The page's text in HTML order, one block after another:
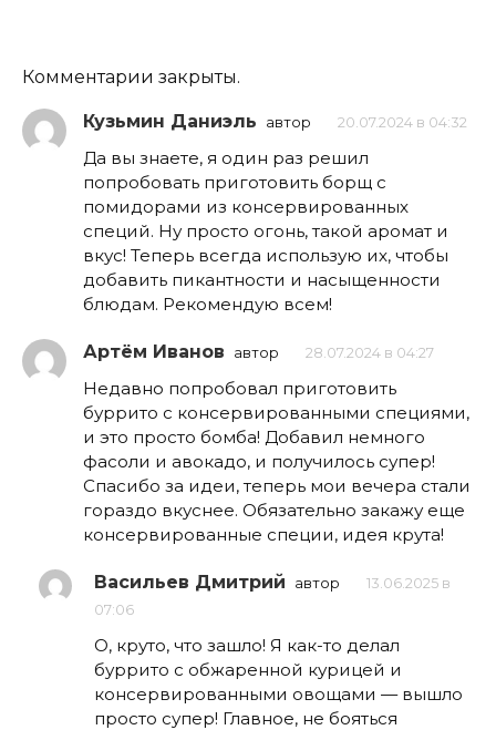
Комментарии закрыты.
Кузьмин Даниэль автор 20.07.2024 в 04:32
Да вы знаете, я один раз решил
попробовать приготовить борщ с
помидорами из консервированных
специй. Ну просто огонь, такой аромат и
вкус! Теперь всегда использую их, чтобы
добавить пикантности и насыщенности
блюдам. Рекомендую всем!
Артём Иванов автор 28.07.2024 в 04:27
Недавно попробовал приготовить
буррито с консервированными специями,
и это просто бомба! Добавил немного
фасоли и авокадо, и получилось супер!
Спасибо за идеи, теперь мои вечера стали
гораздо вкуснее. Обязательно закажу еще
консервированные специи, идея крута!
Васильев Дмитрий автор
13.06.2025 в
07:06
О, круто, что зашло! Я как-то делал
буррито с обжаренной курицей и
консервированными овощами — вышло
просто супер! Главное, не бояться